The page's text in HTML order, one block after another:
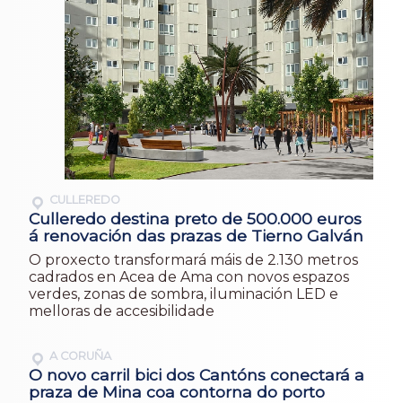
CULLEREDO
Culleredo destina preto de 500.000 euros
á renovación das prazas de Tierno Galván
O proxecto transformará máis de 2.130 metros
cadrados en Acea de Ama con novos espazos
verdes, zonas de sombra, iluminación LED e
melloras de accesibilidade
A CORUÑA
O novo carril bici dos Cantóns conectará a
praza de Mina coa contorna do porto